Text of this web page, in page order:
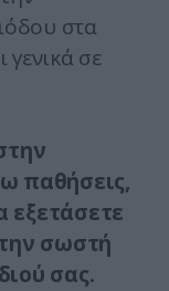
στα
σε
παθήσεις,
σωστή
σας.